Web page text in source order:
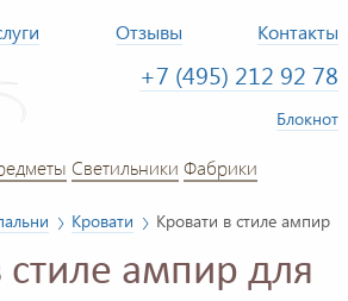
Отзывы Контакты
+7 (495) 212 92 78
Блокнот
Светильники Фабрики
Кровати Кровати в стиле ампир
стиле ампир для